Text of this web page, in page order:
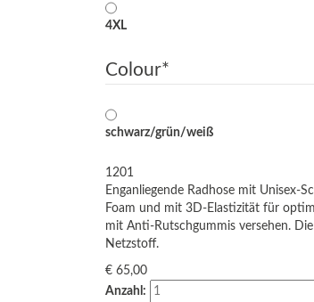
4XL
Colour*
schwarz/grün/weiß
1201
Enganliegende Radhose mit Unisex-
Foam und mit 3D-Elastizität für
mit Anti-Rutschgummis versehen.
Netzstoff.
€65,00
Anzahl: